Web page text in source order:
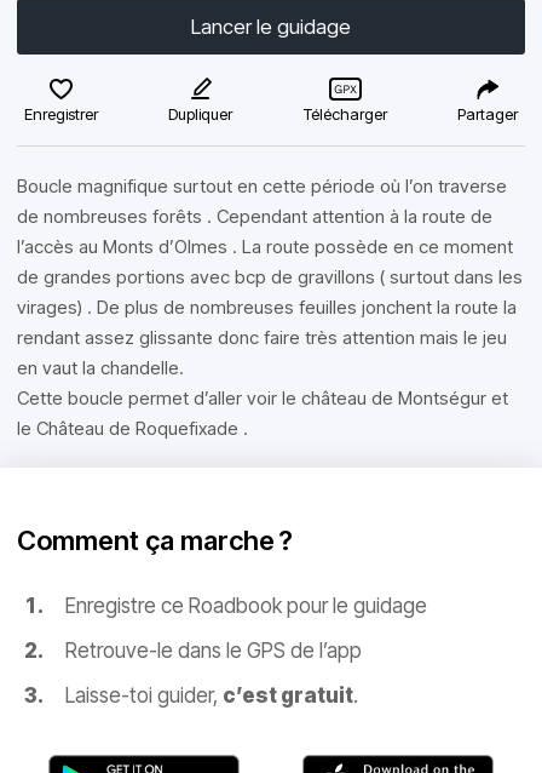
Lancer le guidage
Enregistrer Dupliquer Télécharger Partager
Boucle magnifique surtout en cette période où l’on traverse
de nombreuses forêts . Cependant attention à la route de
l’accès au Monts d’Olmes . La route possède en ce moment
de grandes portions avec bcp de gravillons ( surtout dans les
virages) . De plus de nombreuses feuilles jonchent la route la
rendant assez glissante donc faire très attention mais le jeu
en vaut la chandelle.
Cette boucle permet d’aller voir le château de Montségur et
le Château de Roquefixade .
Comment ça marche ?
Enregistre ce Roadbook pour le guidage
Retrouve-le dans le GPS de l’app
Laisse-toi guider, c’est gratuit.